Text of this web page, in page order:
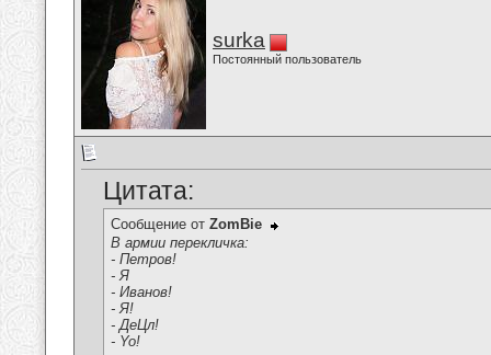
surka
Постоянный пользователь
Цитата:
Сообщение от ZomBie
В армии перекличка:
- Петров!
- Я
- Иванов!
- Я!
- ДеЦл!
- Yo!